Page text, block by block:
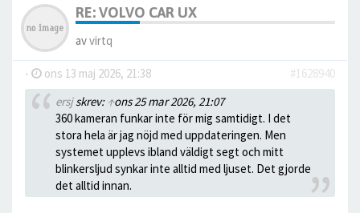
RE: VOLVO CAR UX
avvirtq
- ons 13 maj 2026, 21:38
#1628940
ersjskrev: ↑ons 25 mar 2026, 21:07
360 kameran funkar inte för mig samtidigt. I det
stora hela är jag nöjd med uppdateringen. Men
systemet upplevs ibland väldigt segt och mitt
blinkersljud synkar inte alltid med ljuset. Det gjorde
det alltid innan.